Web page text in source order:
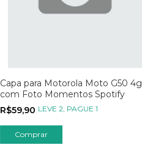
Capa para Motorola Moto G50 4g
com Foto Momentos Spotify
R$59,90 LEVE 2, PAGUE 1
Comprar